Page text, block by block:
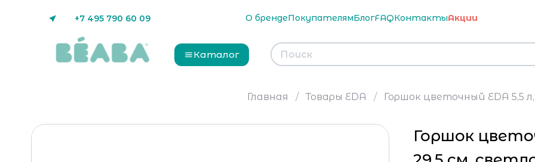
+7 495 790 60 09 О брендеПокупателямБлогFAQКонтактыАкции
Каталог
Главная Товары EDA Горшок цветочный EDA 5,5 л,
Горшок